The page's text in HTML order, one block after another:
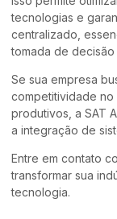
tecnologias e
centralizado,
tomada de decisão
Se sua empresa
competitividade
produtivos, a SAT
a integração de
Entre em contato
transformar sua
tecnologia.